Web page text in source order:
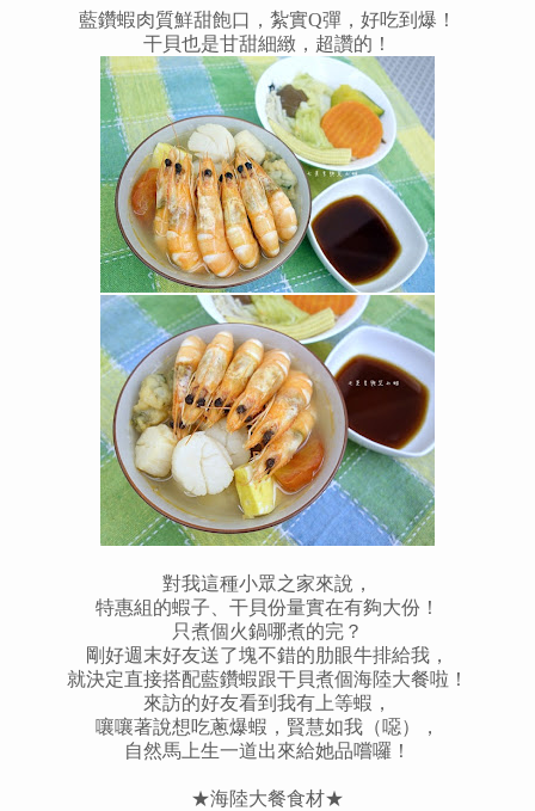
藍鑽蝦肉質鮮甜飽口，紮實Q彈，好吃到爆！
干貝也是甘甜細緻，超讚的！
對我這種小眾之家來說，
特惠組的蝦子、干貝份量實在有夠大份！
只煮個火鍋哪煮的完？
剛好週末好友送了塊不錯的肋眼牛排給我，
就決定直接搭配藍鑽蝦跟干貝煮個海陸大餐啦！
來訪的好友看到我有上等蝦，
嚷嚷著說想吃蔥爆蝦，賢慧如我（噁），
自然馬上生一道出來給她品嚐囉！
★海陸大餐食材★